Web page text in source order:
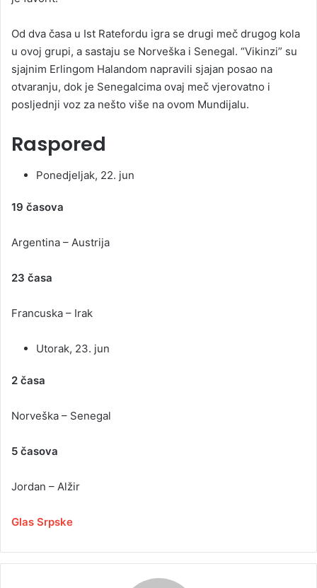
Od dva časa u Ist Ratefordu igra se drugi meč drugog kola
u ovoj grupi, a sastaju se Norveška i Senegal. “Vikinzi” su
sjajnim Erlingom Halandom napravili sjajan posao na
otvaranju, dok je Senegalcima ovaj meč vjerovatno i
posljednji voz za nešto više na ovom Mundijalu.
Raspored
Ponedjeljak, 22. jun
19 časova
Argentina – Austrija
23 časa
Francuska – Irak
Utorak, 23. jun
2 časa
Norveška – Senegal
5 časova
Jordan – Alžir
Glas Srpske